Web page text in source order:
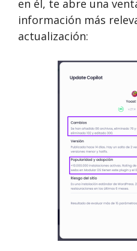
en él, te abre una
información más
actualización: